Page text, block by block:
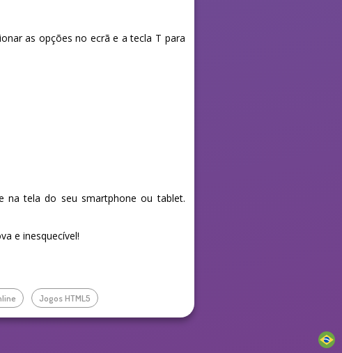
as opções no ecrã e a tecla T para
na tela do seu smartphone ou tablet.
e inesquecível!
Jogos HTML5